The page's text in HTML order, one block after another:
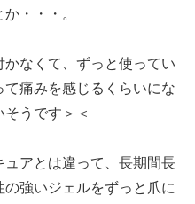
・・・。
なくて、ずっと使ってい
痛みを感じるくらいにな
うです＞＜
アとは違って、長期間長
強いジェルをずっと爪に